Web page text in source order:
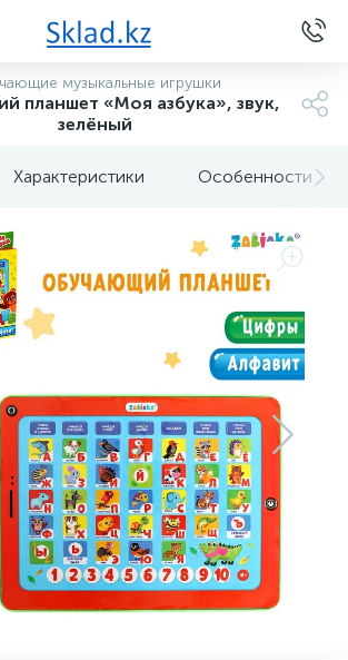
музыкальные игрушки
планшет «Моя азбука», звук,
зелёный
Характеристики Особенности